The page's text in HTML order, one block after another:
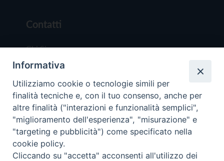
Contatti
Chi Siamo
Redazione
Scrivici
Copyright © 2019 - Tutti i diritti riservati - Vita
Informativa
Utilizziamo cookie o tecnologie simili per
finalità tecniche e, con il tuo consenso, anche per
altre finalità ("interazioni e funzionalità semplici",
"miglioramento dell'esperienza", "misurazione" e
"targeting e pubblicità") come specificato nella
cookie policy.
Cliccando su "accetta" acconsenti all'utilizzo dei